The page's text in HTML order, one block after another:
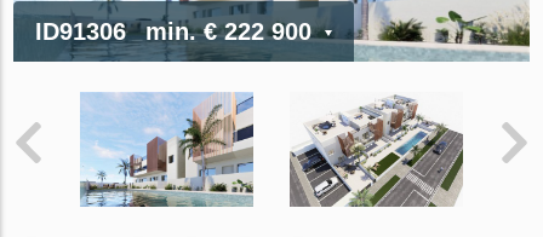
ID91306 min.€ 222 900